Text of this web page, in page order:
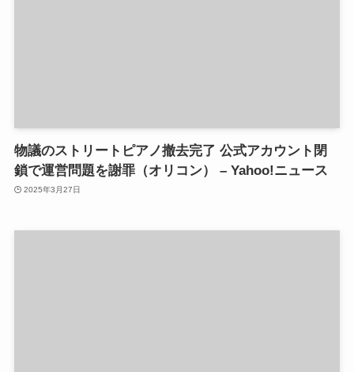
物議のストリートピアノ撤去完了 公式アカウント閉
鎖で運営問題を謝罪（オリコン） – Yahoo!ニュース
2025年3月27日